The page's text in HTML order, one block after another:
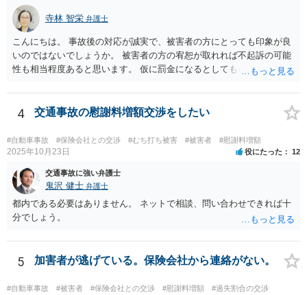
寺林 智栄 弁護士
こんにちは。 事故後の対応が誠実で、被害者の方にとっても印象が良
いのではないでしょうか。 被害者の方の宥恕が取れれば不起訴の可能
性も相当程度あると思います。 仮に罰金になるとしても今回は略式の
ょう。 参考になれば幸いです。
4 交通事故の慰謝料増額交渉をしたい
#自動車事故 #保険会社との交渉 #むち打ち被害 #被害者 #慰謝料増額
2025年10月23日 役にたった 12
交通事故に強い弁護士
鬼沢 健士 弁護士
都内である必要はありません。 ネットで相談、問い合わせできれば十
分でしょう。
5 加害者が逃げている。保険会社から連絡がない。
#自動車事故 #被害者 #保険会社との交渉 #慰謝料増額
#過失割合の交渉